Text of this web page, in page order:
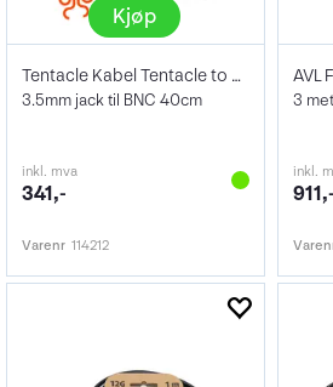
Kjøp
Tentacle Kabel Tentacle to BNC
3.5mm jack til BNC 40cm
inkl. mva
341,-
Varenr 114212
3
inkl.
911,-